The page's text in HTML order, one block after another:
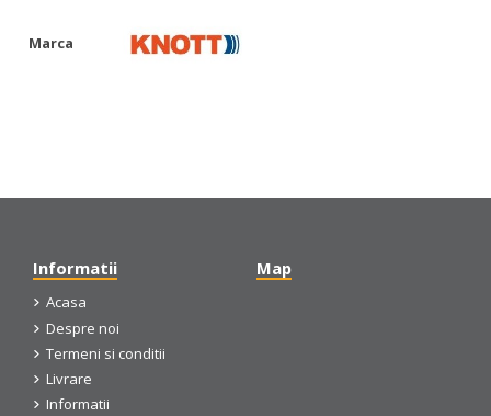
Marca
Informatii
Acasa
Despre noi
Termeni si conditii
Livrare
Informatii
Map